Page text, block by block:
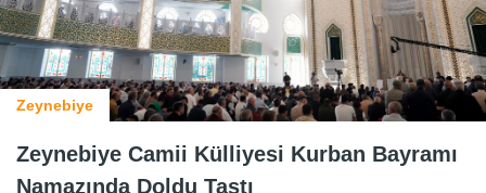
Zeynebiye
Zeynebiye Camii Külliyesi Kurban Bayramı
Namazında Doldu Taştı